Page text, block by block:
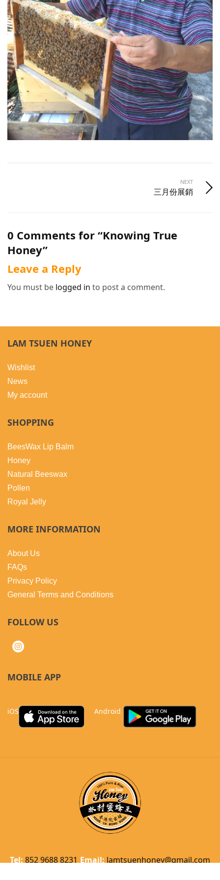
NEXT
三月份展銷
0 Comments for “Knowing True
Honey”
Leave a Reply
You must be logged in to post a comment.
LAM TSUEN HONEY
Wishlist
News
My account
SHOPPING
BeesWax Lip Balm
Honey
Natural Beeswax
Pollen
Royal Jelly
MORE INFORMATION
About Us
FAQs
Privacy Policy
General Terms and Conditions
FOLLOW US
MOBILE APP
iOS Android
Tel:852 9688 8231 Email: lamtsuenhoney@gmail.com